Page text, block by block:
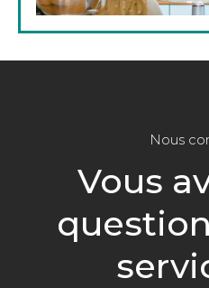
Nous
Vous